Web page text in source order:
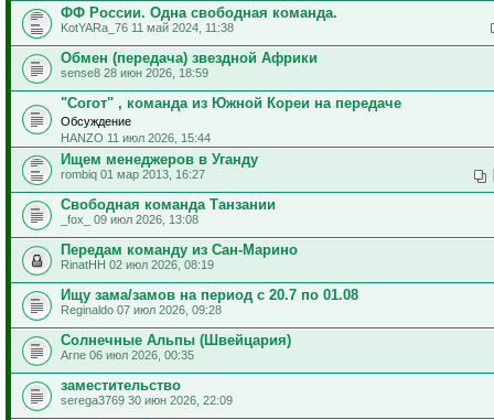
ФФ России. Одна свободная команда.
KotYARa_76 11 май 2024, 11:38
Обмен (передача) звездной Африки
sense8 28 июн 2026, 18:59
"Согот" , команда из Южной Кореи на передаче
Обсуждение
HANZO 11 июл 2026, 15:44
Ищем менеджеров в Уганду
rombiq 01 мар 2013, 16:27
Свободная команда Танзании
_fox_ 09 июл 2026, 13:08
Передам команду из Сан-Марино
RinatHH 02 июл 2026, 08:19
Ищу зама/замов на период с 20.7 по 01.08
Reginaldo 07 июл 2026, 09:28
Солнечные Альпы (Швейцария)
Arne 06 июл 2026, 00:35
заместительство
serega3769 30 июн 2026, 22:09